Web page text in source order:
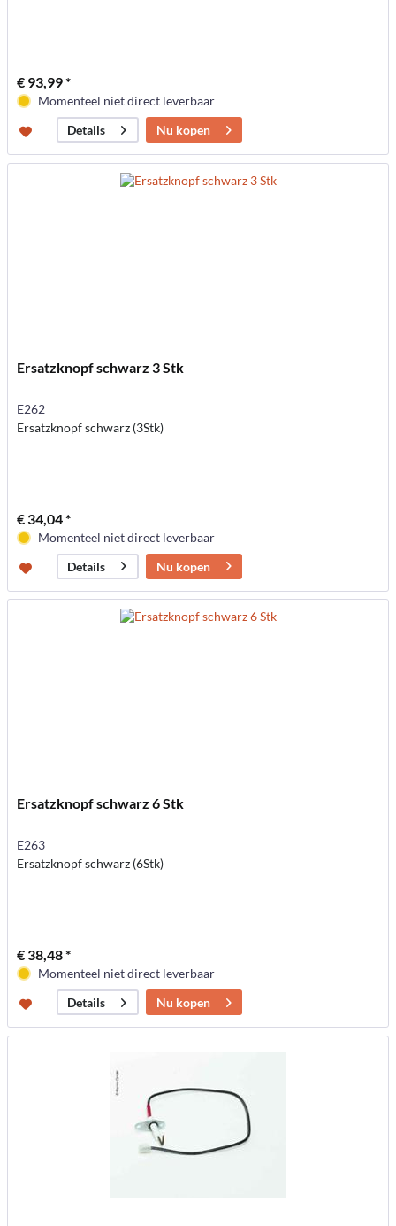
€ 93,99 *
Momenteel niet direct leverbaar
Details
Nu kopen
Ersatzknopf schwarz 3 Stk
E262
Ersatzknopf schwarz (3Stk)
€ 34,04 *
Momenteel niet direct leverbaar
Details
Nu kopen
Ersatzknopf schwarz 6 Stk
E263
Ersatzknopf schwarz (6Stk)
€ 38,48 *
Momenteel niet direct leverbaar
Details
Nu kopen